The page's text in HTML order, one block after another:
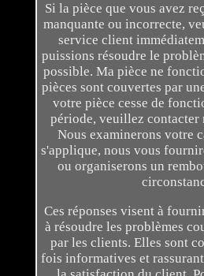
Si la pièce que vous avez
manquante ou incorrecte,
service client
puissions résoudre le
possible. Ma pièce ne
pièces sont couvertes par
votre pièce cesse de
période, veuillez contacter
Nous examinerons votre
s'applique, nous vous
ou organiserons un
Ces réponses visent à
à résoudre les problèmes
par les clients. Elles sont
fois informatives et